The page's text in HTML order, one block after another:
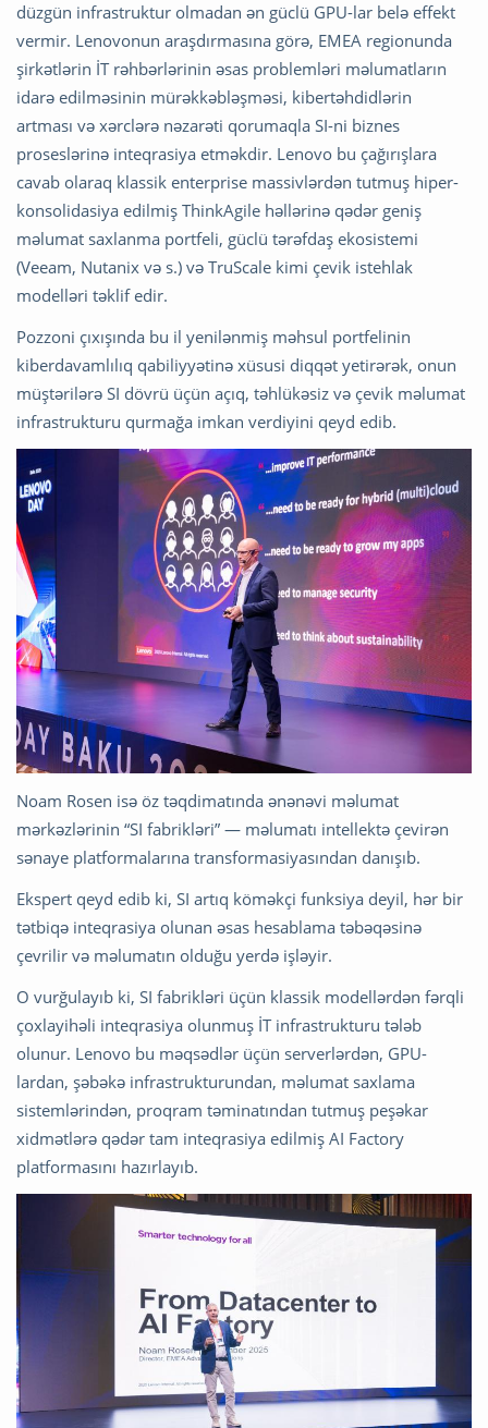
düzgün infrastruktur olmadan ən güclü GPU-lar belə effekt
vermir. Lenovonun araşdırmasına görə, EMEA regionunda
şirkətlərin İT rəhbərlərinin əsas problemləri məlumatların
idarə edilməsinin mürəkkəbləşməsi, kibertəhdidlərin
artması və xərclərə nəzarəti qorumaqla SI-ni biznes
proseslərinə inteqrasiya etməkdir. Lenovo bu çağırışlara
cavab olaraq klassik enterprise massivlərdən tutmuş hiper-
konsolidasiya edilmiş ThinkAgile həllərinə qədər geniş
məlumat saxlanma portfeli, güclü tərəfdaş ekosistemi
(Veeam, Nutanix və s.) və TruScale kimi çevik istehlak
modelləri təklif edir.
Pozzoni çıxışında bu il yenilənmiş məhsul portfelinin
kiberdavamlılıq qabiliyyətinə xüsusi diqqət yetirərək, onun
müştərilərə SI dövrü üçün açıq, təhlükəsiz və çevik məlumat
infrastrukturu qurmağa imkan verdiyini qeyd edib.
Noam Rosen isə öz təqdimatında ənənəvi məlumat
mərkəzlərinin “SI fabrikləri” — məlumatı intellektə çevirən
sənaye platformalarına transformasiyasından danışıb.
Ekspert qeyd edib ki, SI artıq köməkçi funksiya deyil, hər bir
tətbiqə inteqrasiya olunan əsas hesablama təbəqəsinə
çevrilir və məlumatın olduğu yerdə işləyir.
O vurğulayıb ki, SI fabrikləri üçün klassik modellərdən fərqli
çoxlayihəli inteqrasiya olunmuş İT infrastrukturu tələb
olunur. Lenovo bu məqsədlər üçün serverlərdən, GPU-
lardan, şəbəkə infrastrukturundan, məlumat saxlama
sistemlərindən, proqram təminatından tutmuş peşəkar
xidmətlərə qədər tam inteqrasiya edilmiş AI Factory
platformasını hazırlayıb.